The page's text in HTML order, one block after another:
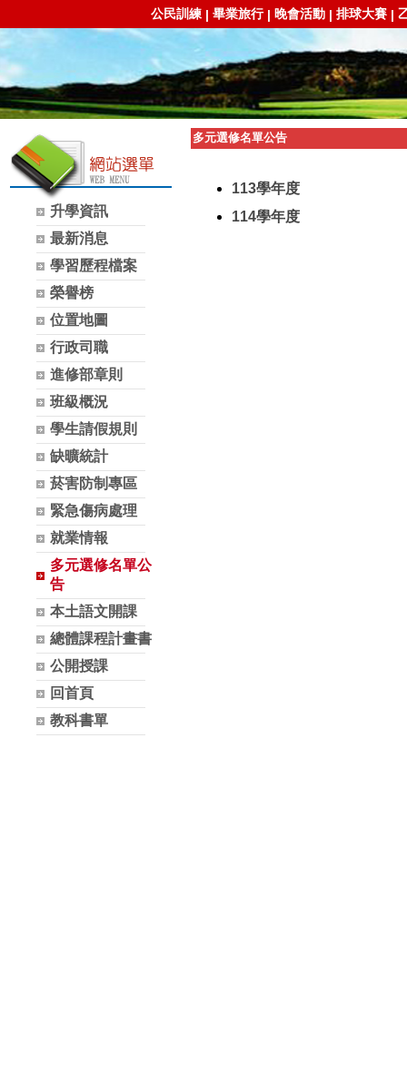
公民訓練| 畢業旅行| 晚會活動| 排球大賽|
升學資訊
最新消息
學習歷程檔案
榮譽榜
位置地圖
行政司職
進修部章則
班級概況
學生請假規則
缺曠統計
菸害防制專區
緊急傷病處理
就業情報
多元選修名單公
告
本土語文開課
總體課程計畫書
公開授課
回首頁
教科書單
多元選修名單公告
113學年度
114學年度